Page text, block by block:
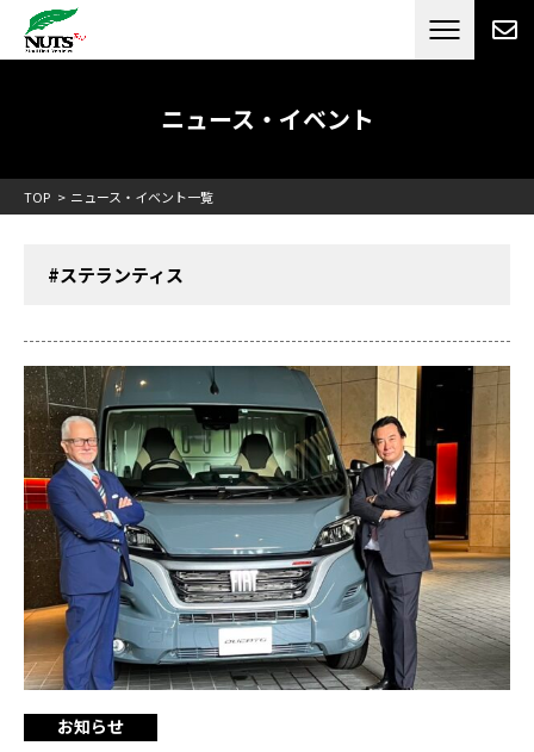
日本最大級のキャンピングカーメーカー
RV[テレビCM放送]
ニュース・イベント
TOP ニュース・イベント一覧
#ステランティス
お知らせ